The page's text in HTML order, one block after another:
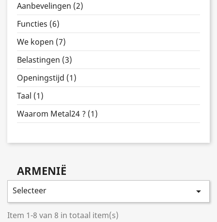
Aanbevelingen (2)
Functies (6)
We kopen (7)
Belastingen (3)
Openingstijd (1)
Taal (1)
Waarom Metal24 ? (1)
ARMENIË
Selecteer 
Item 1-8 van 8 in totaal item(s)